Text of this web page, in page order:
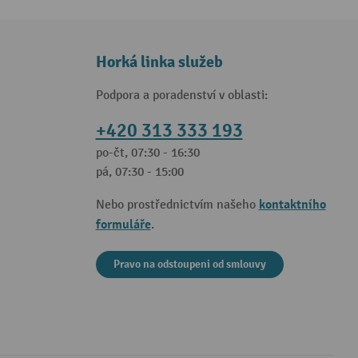
Horká linka služeb
Podpora a poradenství v oblasti:
+420 313 333 193
po-čt, 07:30 - 16:30
pá, 07:30 - 15:00
Nebo prostřednictvím našeho kontaktního
formuláře.
Pravo na odstoupeni od smlouvy